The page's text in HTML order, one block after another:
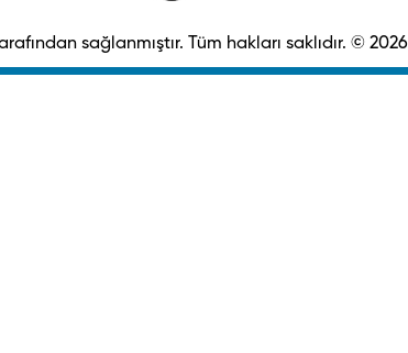
sağlanmıştır. Tüm hakları saklıdır. © 2026